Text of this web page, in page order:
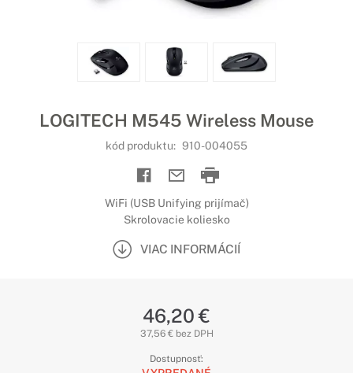
LOGITECH M545 Wireless Mouse
kód produktu: 910-004055
WiFi (USB Unifying prijímač)
Skrolovacie koliesko
VIAC INFORMÁCIÍ
46,20 €
37,56 € bez DPH
Dostupnosť: